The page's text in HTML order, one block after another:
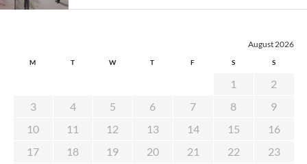
August 2026
M T W T F S S
1
2
3
4 5 6 7 8
9
10
11 12 13 14 15
16
17
18 19 20 21 22
23